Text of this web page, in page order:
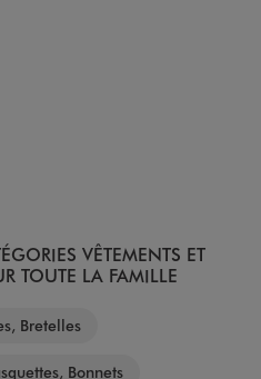
VÊTEMENTS ET
TOUTE LA FAMILLE
Bretelles
Bonnets